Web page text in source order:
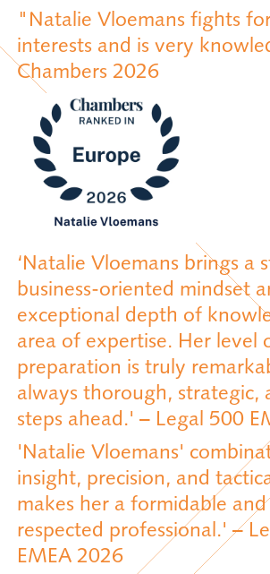
"Natalie Vloemans fights
interests and is very
Chambers 2026
‘Natalie Vloemans brings a
business-oriented mindset
exceptional depth of
area of expertise. Her level
preparation is truly
always thorough, strategic,
steps ahead.' – Legal 500
'Natalie Vloemans'
insight, precision, and
makes her a formidable
respected professional.' –
EMEA 2026